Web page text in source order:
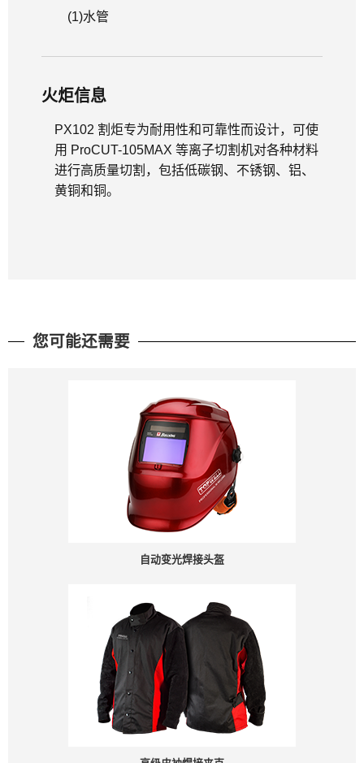
(1)水管
火炬信息
PX102 割炬专为耐用性和可靠性而设计，可使
用 ProCUT-105MAX 等离子切割机对各种材料
进行高质量切割，包括低碳钢、不锈钢、铝、
黄铜和铜。
您可能还需要
自动变光焊接头盔